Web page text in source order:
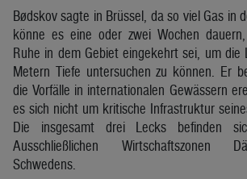
Bødskov sagte in Brüssel, da so viel Gas in
könne es eine oder zwei Wochen
Ruhe in dem Gebiet eingekehrt sei, um
Metern Tiefe untersuchen zu können. Er
die Vorfälle in internationalen Gewässern
es sich nicht um kritische Infrastruktur
Die insgesamt drei Lecks befinden
Ausschließlichen Wirtschaftszonen
Schwedens.